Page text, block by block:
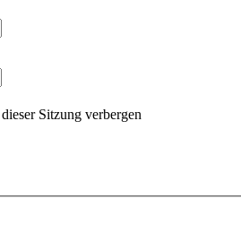
Sitzung verbergen